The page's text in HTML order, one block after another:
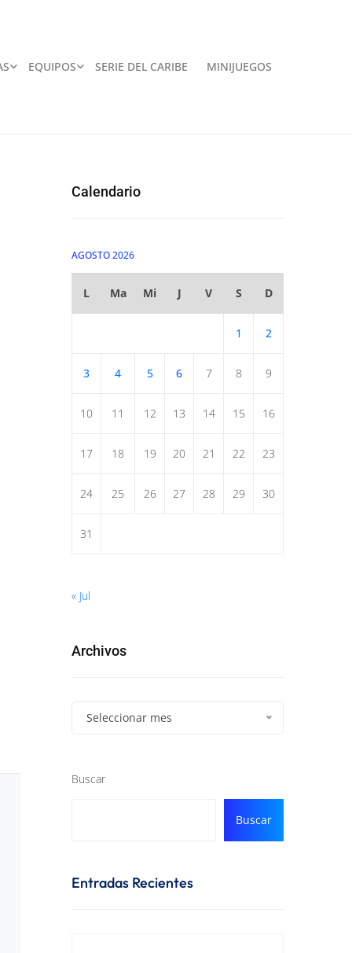
EQUIPOS SERIE DEL CARIBE MINIJUEGOS
Calendario
AGOSTO 2026
L Ma Mi J V S D
1 2
3 4 5 6 7 8 9
10 11 12 13 14 15 16
17 18 19 20 21 22 23
24 25 26 27 28 29 30
31
« Jul
Archivos
Seleccionar mes
Buscar
Buscar
Entradas Recientes